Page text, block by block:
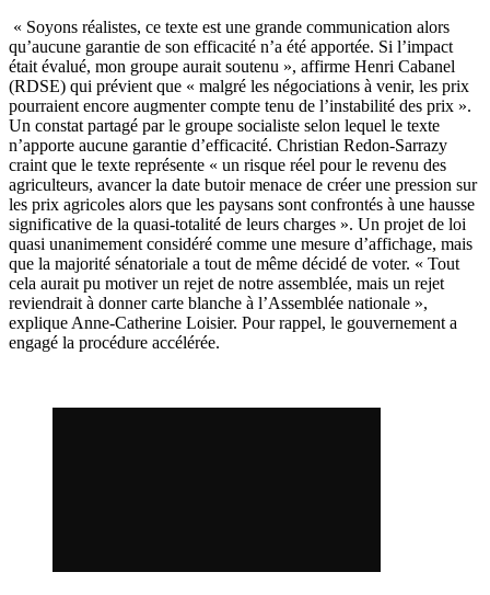
« Soyons réalistes, ce texte est une grande communication alors
qu’aucune garantie de son efficacité n’a été apportée. Si l’impact
était évalué, mon groupe aurait soutenu », affirme Henri Cabanel
(RDSE) qui prévient que « malgré les négociations à venir, les prix
pourraient encore augmenter compte tenu de l’instabilité des prix ».
Un constat partagé par le groupe socialiste selon lequel le texte
n’apporte aucune garantie d’efficacité. Christian Redon-Sarrazy
craint que le texte représente « un risque réel pour le revenu des
agriculteurs, avancer la date butoir menace de créer une pression sur
les prix agricoles alors que les paysans sont confrontés à une hausse
significative de la quasi-totalité de leurs charges ». Un projet de loi
quasi unanimement considéré comme une mesure d’affichage, mais
que la majorité sénatoriale a tout de même décidé de voter. « Tout
cela aurait pu motiver un rejet de notre assemblée, mais un rejet
reviendrait à donner carte blanche à l’Assemblée nationale »,
explique Anne-Catherine Loisier. Pour rappel, le gouvernement a
engagé la procédure accélérée.